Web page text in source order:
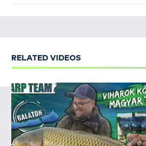
RELATED VIDEOS